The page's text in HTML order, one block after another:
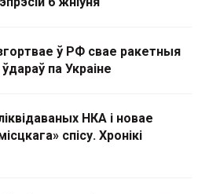
ў РФ свае ракетныя
па Украіне
НКА і новае
спісу. Хронікі